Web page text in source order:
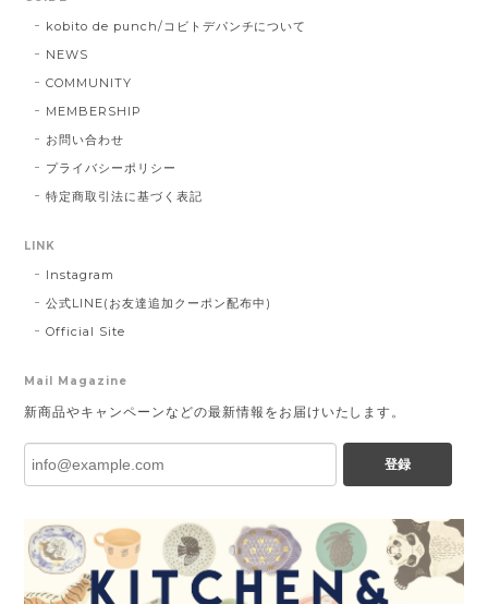
kobito de punch/コビトデパンチについて
NEWS
COMMUNITY
MEMBERSHIP
お問い合わせ
プライバシーポリシー
特定商取引法に基づく表記
LINK
Instagram
公式LINE(お友達追加クーポン配布中)
Official Site
Mail Magazine
新商品やキャンペーンなどの最新情報をお届けいたします。
登録